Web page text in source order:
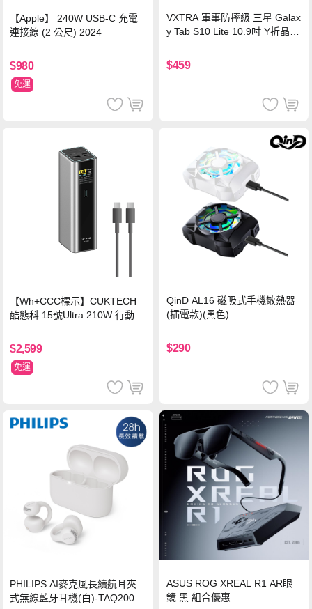
【Apple】 240W USB-C 充電
連接線 (2 公尺) 2024
$980
免運
VXTRA 軍事防摔級 三星 Galax
y Tab S10 Lite 10.9吋 Y折晶透
$459
【Wh+CCC標示】CUKTECH
酷態科 15號Ultra 210W 行動電
$2,599
免運
QinD AL16 磁吸式手機散熱器
(插電款)(黑色)
$290
PHILIPS AI麥克風長續航耳夾
式無線藍牙耳機(白)-TAQ2000
ASUS ROG XREAL R1 AR眼
鏡 黑 組合優惠